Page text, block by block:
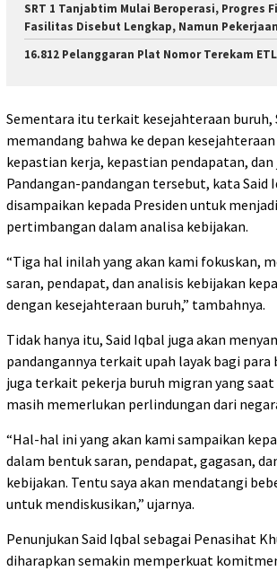
SRT 1 Tanjabtim Mulai Beroperasi, Progres
Fasilitas Disebut Lengkap, Namun
16.812 Pelanggaran Plat Nomor Terekam
Sementara itu terkait kesejahteraan buruh,
memandang bahwa ke depan
kepastian kerja, kepastian pendapatan,
Pandangan-pandangan tersebut, kata Said
disampaikan kepada Presiden untuk
pertimbangan dalam analisa kebijakan.
“Tiga hal inilah yang akan kami fokuskan,
saran, pendapat, dan analisis kebijakan
dengan kesejahteraan buruh,” tambahnya.
Tidak hanya itu, Said Iqbal juga akan
pandangannya terkait upah layak bagi para
juga terkait pekerja buruh migran yang
masih memerlukan perlindungan dari
“Hal-hal ini yang akan kami sampaikan
dalam bentuk saran, pendapat, gagasan,
kebijakan. Tentu saya akan mendatangi
untuk mendiskusikan,” ujarnya.
Penunjukan Said Iqbal sebagai Penasihat
diharapkan semakin memperkuat